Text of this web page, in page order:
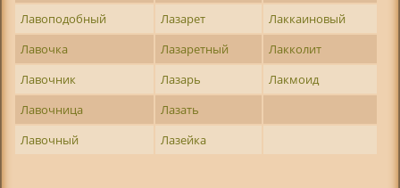
Лавоподобный
Лазарет
Лаккаиновый
Лавочка
Лазаретный
Лакколит
Лавочник
Лазарь
Лакмоид
Лавочница
Лазать
Лавочный
Лазейка